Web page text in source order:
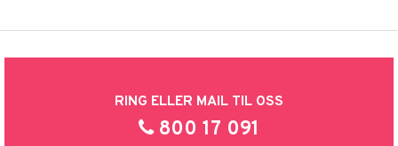
RING ELLER MAIL TIL OSS
800 17 091